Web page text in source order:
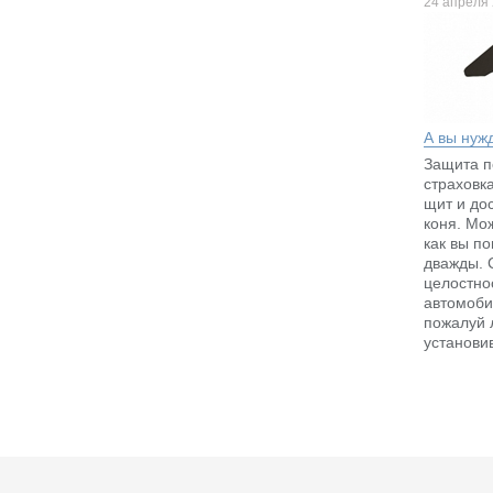
А вы
Защита
щит и
коня.
как вы
дважды.
пожалуй